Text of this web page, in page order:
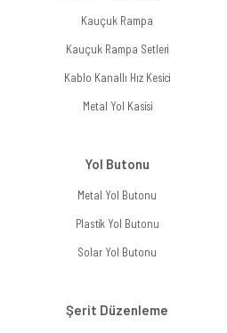
Kauçuk Rampa
Kauçuk Rampa Setleri
Kablo Kanallı Hız Kesici
Metal Yol Kasisi
Yol Butonu
Metal Yol Butonu
Plastik Yol Butonu
Solar Yol Butonu
Şerit Düzenleme